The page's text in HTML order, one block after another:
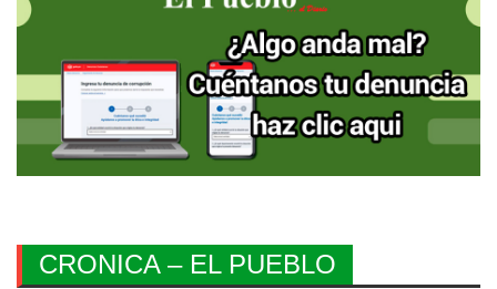
CRONICA – EL PUEBLO